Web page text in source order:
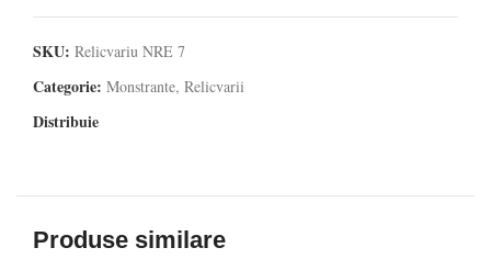
SKU: Relicvariu NRE 7
Categorie: Monstrante, Relicvarii
Distribuie
Produse similare